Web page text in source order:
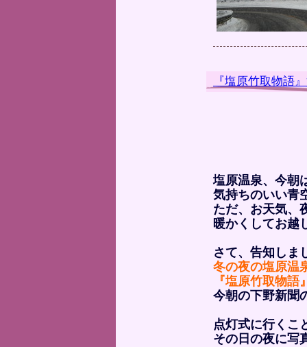
『塩原竹取物語
塩原温泉、今朝
気持ちのいい青
ただ、お天気、
暖かくしてお越
さて、告知しま
冬の夜の塩原温
『塩原竹取物
今朝の下野新聞
点灯式に行くこ
その日の夜に写